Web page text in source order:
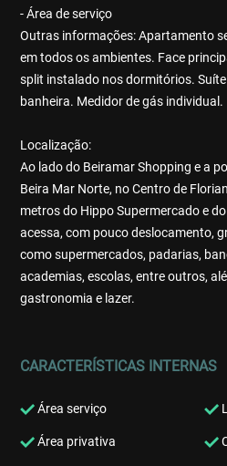
- Área de serviço
Outras informações: Apartamento
em todos os ambientes. Face
split instalado nos dormitórios.
banheira. Medidor de gás individual.
Localização:
Ao lado do Beiramar Shopping e a
Beira Mar Norte, no Centro de
metros do Hippo Supermercado e
acessa, com pouco deslocamento,
como supermercados, padarias,
academias, escolas, entre outros,
gastronomia e lazer.
CARACTERÍSTICAS INTERNAS
Área serviço
Área privativa